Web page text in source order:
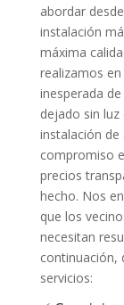
abordar
instalación
máxima
realizamos
inesperada
dejado sin
instalación
compromiso
precios
hecho. Nos
que los
necesitan
continuación,
servicios: